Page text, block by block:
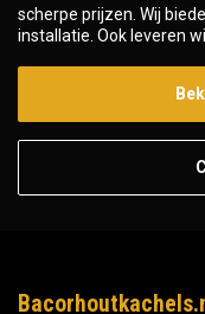
scherpe prijzen. Wij
installatie. Ook leveren